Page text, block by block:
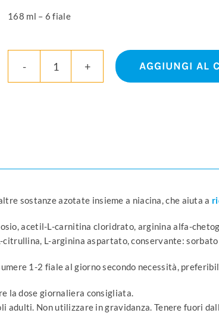
168 ml – 6 fiale
RAZZ!
AGGIUNGI AL
sostanze azotate insieme a niacina, che aiuta a
acetil-L-carnitina cloridrato, arginina alfa-
L-arginina aspartato, conservante: sorbato
1-2 fiale al giorno secondo necessità,
la dose giornaliera consigliata.
adulti. Non utilizzare in gravidanza. Tenere fuori